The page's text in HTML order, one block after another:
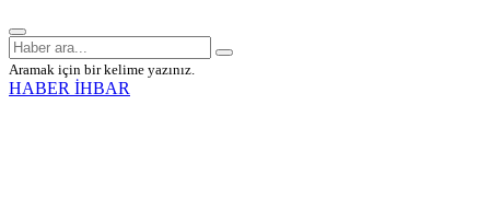
Aramak için bir kelime yazınız.
HABER İHBAR